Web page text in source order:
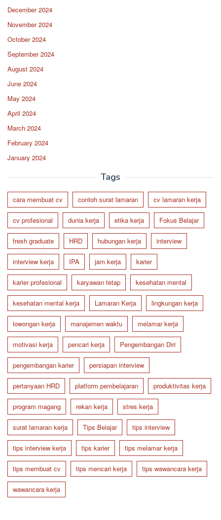
December 2024
November 2024
October 2024
September 2024
August 2024
June 2024
May 2024
April 2024
March 2024
February 2024
January 2024
Tags
cara membuat cv contoh surat lamaran cv lamaran kerja
cv profesional dunia kerja etika kerja Fokus Belajar
fresh graduate HRD hubungan kerja interview
interview kerja IPA jam kerja karier
karier profesional karyawan tetap kesehatan mental
kesehatan mental kerja Lamaran Kerja lingkungan kerja
lowongan kerja manajemen waktu melamar kerja
motivasi kerja pencari kerja Pengembangan Diri
pengembangan karier persiapan interview
pertanyaan HRD platform pembelajaran produktivitas kerja
program magang rekan kerja stres kerja
surat lamaran kerja Tips Belajar tips interview
tips interview kerja tips karier tips melamar kerja
tips membuat cv tips mencari kerja tips wawancara kerja
wawancara kerja